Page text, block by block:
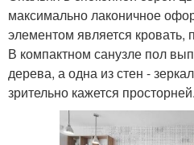
максимально лаконичное
элементом является кровать,
В компактном санузле пол
дерева, а одна из стен -
зрительно кажется просторней.